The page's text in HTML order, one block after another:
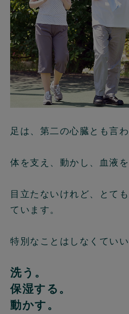
足は、第二の心臓とも言わ
体を支え、動かし、血液を
目立たないけれど、とて
ています。
特別なことはしなくていい
洗う。
保湿する。
動かす。